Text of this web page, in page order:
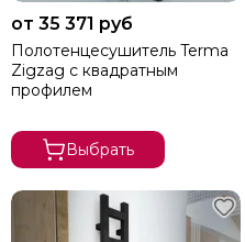
Лесенка с полкой
Лесенка
Дизайнерские водяные
Из нержавеющей стали
Дизайнерские
Скрытое подключение
В стиле Ретро
от 35 371 руб
Полотенцесушитель Terma
Zigzag с квадратным
профилем
Выбрать